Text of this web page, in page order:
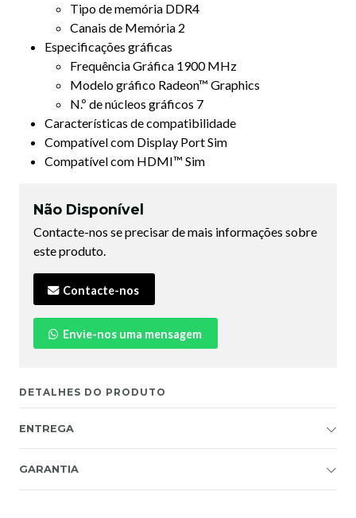
Tipo de memória DDR4
Canais de Memória 2
Especificações gráficas
Frequência Gráfica 1900 MHz
Modelo gráfico Radeon™ Graphics
N.º de núcleos gráficos 7
Características de compatibilidade
Compatível com Display Port Sim
Compatível com HDMI™ Sim
Não Disponível
Contacte-nos se precisar de mais informações sobre
este produto.
Contacte-nos
Envie-nos uma mensagem
DETALHES DO PRODUTO
ENTREGA
GARANTIA